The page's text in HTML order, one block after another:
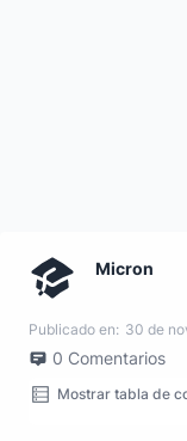
Micron
Publicado en: 30 de
0 Comentarios
Mostrar tabla de